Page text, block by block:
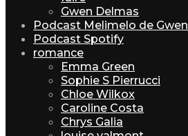
Gwen Delmas
Podcast Melimelo de Gwen
Podcast Spotify
romance
Emma Green
Sophie S Pierrucci
Chloe Wilkox
Caroline Costa
Chrys Galia